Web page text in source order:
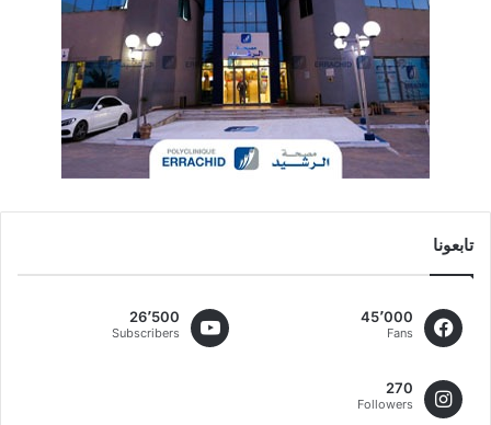
تابعونا
45٬000
Fans
26٬500
Subscribers
270
Followers